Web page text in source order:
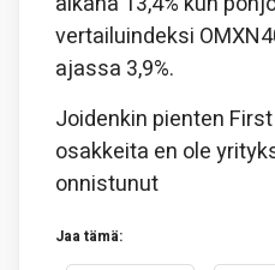
vertailuindeksi
ajassa 3,9%.
Joidenkin pienten
osakkeita en ole
onnistunut
Jaa tämä: